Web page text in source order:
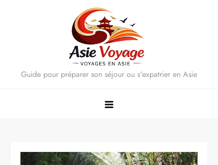
Guide pour préparer son séjour ou s'expatrier en Asie